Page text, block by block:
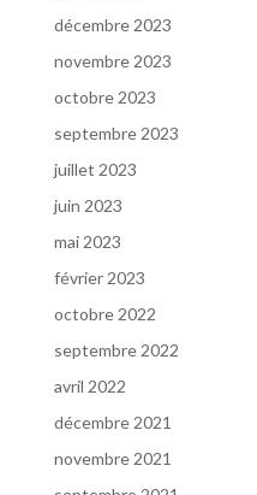
décembre 2023
novembre 2023
octobre 2023
septembre 2023
juillet 2023
juin 2023
mai 2023
février 2023
octobre 2022
septembre 2022
avril 2022
décembre 2021
novembre 2021